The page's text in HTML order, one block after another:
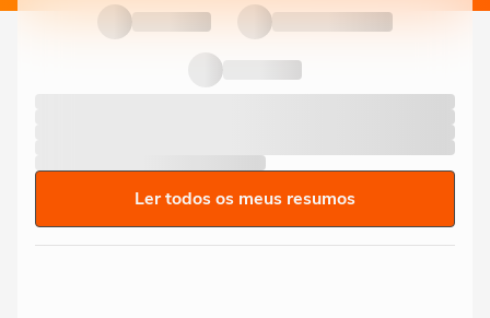
Ler todos os meus resumos